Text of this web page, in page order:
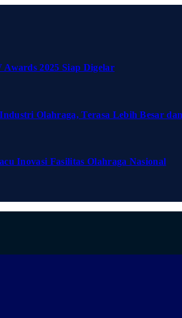
2025 Siap Digelar
Olahraga, Terasa Lebih Besar
Inovasi Fasilitas Olahraga Nasional